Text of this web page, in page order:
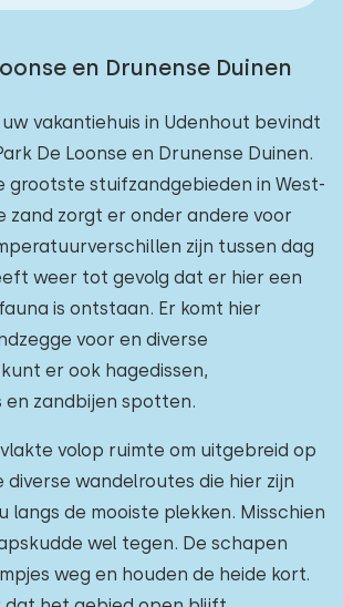
en Drunense Duinen
vakantiehuis in Udenhout bevindt
De Loonse en Drunense Duinen.
grootste stuifzandgebieden in West-
zand zorgt er onder andere voor
zijn tussen dag
weer tot gevolg dat er hier een
is ontstaan. Er komt hier
voor en diverse
er ook hagedissen,
en zandbijen spotten.
volop ruimte om uitgebreid op
diverse wandelroutes die hier zijn
langs de mooiste plekken. Misschien
wel tegen. De schapen
weg en houden de heide kort.